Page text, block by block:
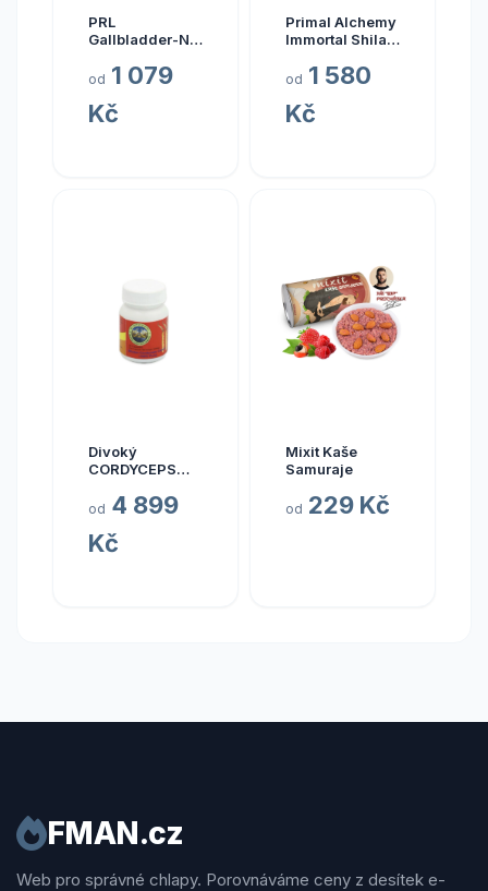
PRL
Gallbladder-ND,
237 ml
od 1 079
Kč
Primal Alchemy
Immortal Shilajit
gramů
od 1 580
Kč
Divoký
CORDYCEPS
30 kapslí
od 4 899
Kč
Mixit Kaše
Samuraje
od 229 Kč
FMAN.cz
Web pro správné chlapy. Porovnáváme ceny z desítek e-